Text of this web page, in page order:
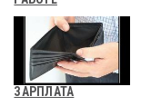
ЗАРПЛАТА